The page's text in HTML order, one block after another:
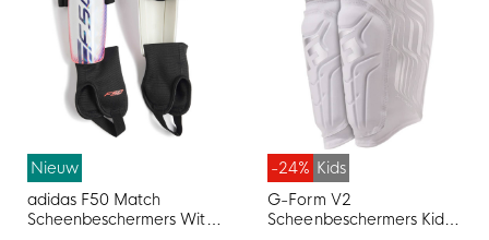
Nieuw
adidas F50 Match
Scheenbeschermers Wit
-24% Kids
G-Form V2
Scheenbeschermers Kids